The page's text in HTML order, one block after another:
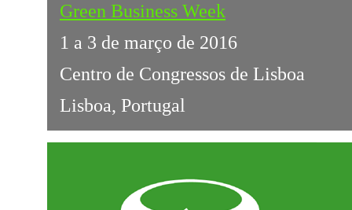
Green Business Week
1 a 3 de março de 2016
Centro de Congressos de Lisboa
Lisboa, Portugal